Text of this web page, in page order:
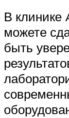
В клинике
можете
быть